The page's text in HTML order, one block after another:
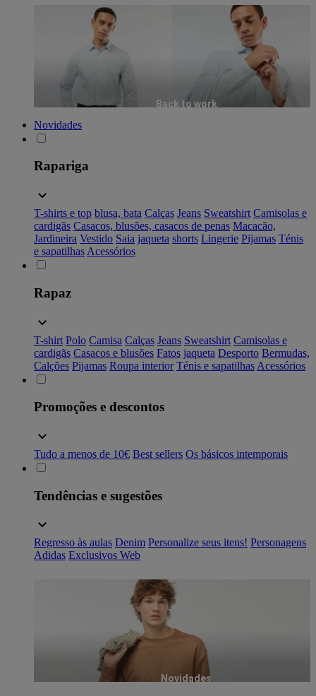
Back to work
Novidades
Rapariga
T-shirts e top blusa, bata Calças Jeans Sweatshirt Camisolas e
cardigãs Casacos, blusões, casacos de penas Macacão,
Jardineira Vestido Saia jaqueta shorts Lingerie Pijamas Ténis
e sapatilhas Acessórios
Rapaz
T-shirt Polo Camisa Calças Jeans Sweatshirt Camisolas e
cardigãs Casacos e blusões Fatos jaqueta Desporto Bermudas,
Calções Pijamas Roupa interior Ténis e sapatilhas Acessórios
Promoções e descontos
Tudo a menos de 10€ Best sellers Os básicos intemporais
Tendências e sugestões
Regresso às aulas Denim Personalize seus itens! Personagens
Adidas Exclusivos Web
Novidades